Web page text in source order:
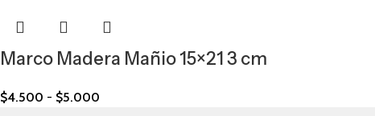
Marco Madera Mañio 15×21 3 cm
$4.500 - $5.000